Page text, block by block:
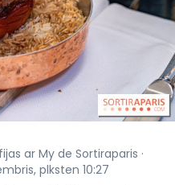
ar My de Sortiraparis ·
plksten 10:27